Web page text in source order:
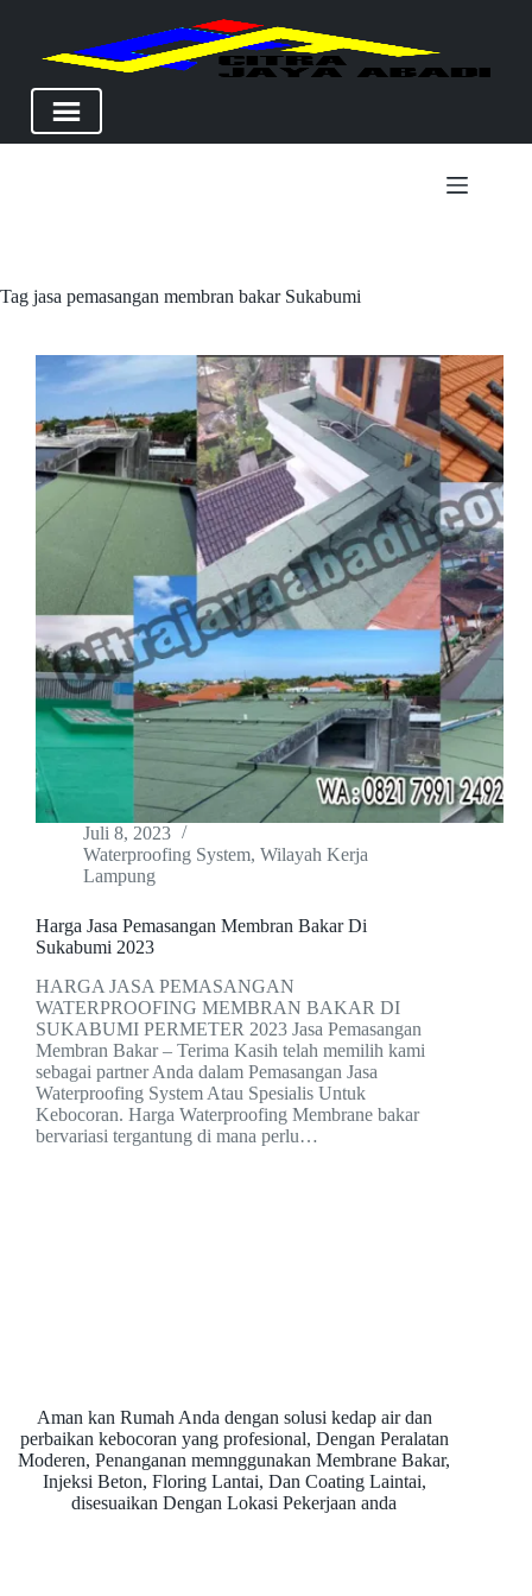
Tag jasa pemasangan membran bakar Sukabumi
Juli 8, 2023
Waterproofing System, Wilayah Kerja
Lampung
Harga Jasa Pemasangan Membran Bakar Di
Sukabumi 2023
HARGA JASA PEMASANGAN
WATERPROOFING MEMBRAN BAKAR DI
SUKABUMI PERMETER 2023 Jasa Pemasangan
Membran Bakar – Terima Kasih telah memilih kami
sebagai partner Anda dalam Pemasangan Jasa
Waterproofing System Atau Spesialis Untuk
Kebocoran. Harga Waterproofing Membrane bakar
bervariasi tergantung di mana perlu…
Aman kan Rumah Anda dengan solusi kedap air dan
perbaikan kebocoran yang profesional, Dengan Peralatan
Moderen, Penanganan memnggunakan Membrane Bakar,
Injeksi Beton, Floring Lantai, Dan Coating Laintai,
disesuaikan Dengan Lokasi Pekerjaan anda